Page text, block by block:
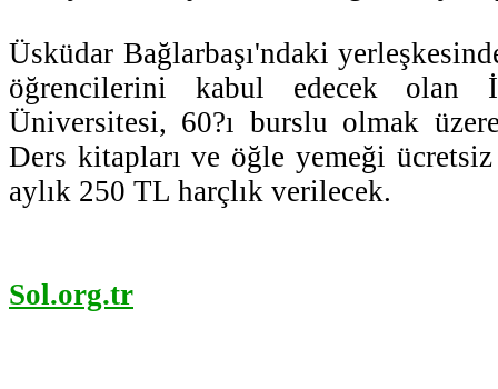
Üsküdar Bağlarbaşı'ndaki
öğrencilerini kabul edecek olan
Üniversitesi, 60?ı burslu olmak
Ders kitapları ve öğle yemeği
aylık 250 TL harçlık verilecek.
Sol.org.tr